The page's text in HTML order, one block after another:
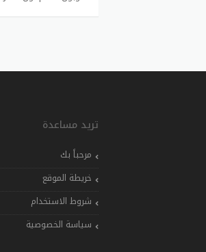
تريد مساعدة
مرحباً بك
خريطة الموقع
شروط الاستخدام
سياسة الخصوصية